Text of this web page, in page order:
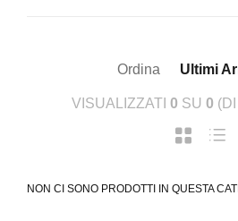
Ordina Ultimi
VISUALIZZATI 0 SU 0 (DI
NON CI SONO PRODOTTI IN QUESTA